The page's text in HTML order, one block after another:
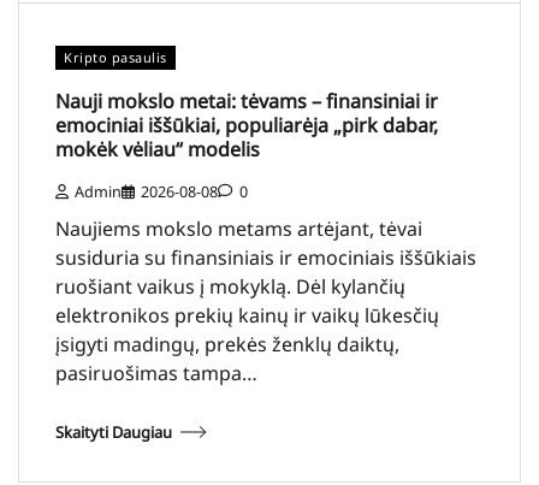
Kripto pasaulis
Nauji mokslo metai: tėvams – finansiniai ir
emociniai iššūkiai, populiarėja „pirk dabar,
mokėk vėliau“ modelis
Admin 2026-08-08 0
Naujiems mokslo metams artėjant, tėvai
susiduria su finansiniais ir emociniais iššūkiais
ruošiant vaikus į mokyklą. Dėl kylančių
elektronikos prekių kainų ir vaikų lūkesčių
įsigyti madingų, prekės ženklų daiktų,
pasiruošimas tampa…
Skaityti Daugiau